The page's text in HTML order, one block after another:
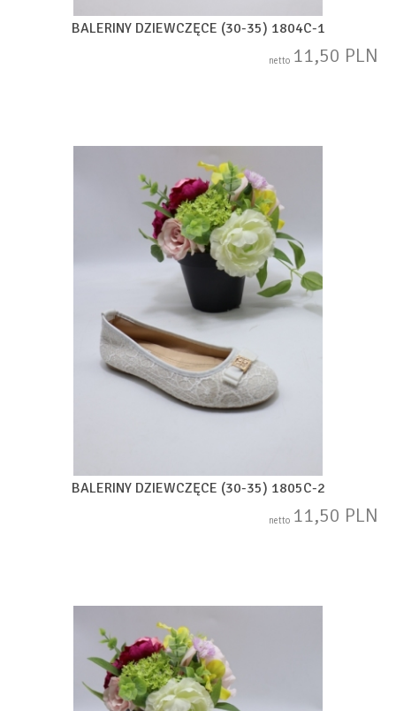
BALERINY DZIEWCZĘCE (30-35) 1804C-1
netto 11,50 PLN
BALERINY DZIEWCZĘCE (30-35) 1805C-2
netto 11,50 PLN